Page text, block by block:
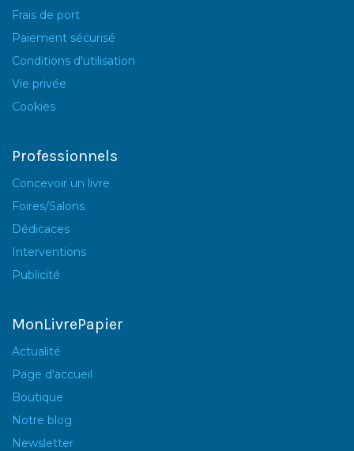
Frais de port
Paiement sécurisé
Conditions d'utilisation
Vie privée
Cookies
Professionnels
Concevoir un livre
Foires/Salons
Dédicaces
Interventions
Publicité
MonLivrePapier
Actualité
Page d'accueil
Boutique
Notre blog
Newsletter